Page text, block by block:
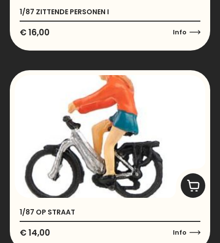
1/87 ZITTENDE PERSONEN I
€16,00 Info
1/87 OP STRAAT
€14,00 Info